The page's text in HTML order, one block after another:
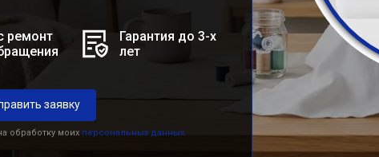
ремонт
Гарантия до 3-х
лет
заявку
обработку моих персональных данных.